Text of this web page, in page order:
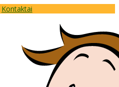
Kontaktai